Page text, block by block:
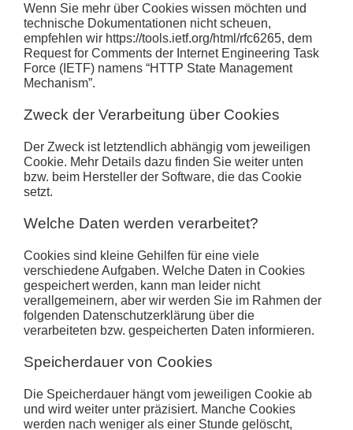
Wenn Sie mehr über Cookies wissen möchten und
technische Dokumentationen nicht scheuen,
empfehlen wir https://tools.ietf.org/html/rfc6265, dem
Request for Comments der Internet Engineering Task
Force (IETF) namens “HTTP State Management
Mechanism”.
Zweck der Verarbeitung über Cookies
Der Zweck ist letztendlich abhängig vom jeweiligen
Cookie. Mehr Details dazu finden Sie weiter unten
bzw. beim Hersteller der Software, die das Cookie
setzt.
Welche Daten werden verarbeitet?
Cookies sind kleine Gehilfen für eine viele
verschiedene Aufgaben. Welche Daten in Cookies
gespeichert werden, kann man leider nicht
verallgemeinern, aber wir werden Sie im Rahmen der
folgenden Datenschutzerklärung über die
verarbeiteten bzw. gespeicherten Daten informieren.
Speicherdauer von Cookies
Die Speicherdauer hängt vom jeweiligen Cookie ab
und wird weiter unter präzisiert. Manche Cookies
werden nach weniger als einer Stunde gelöscht,